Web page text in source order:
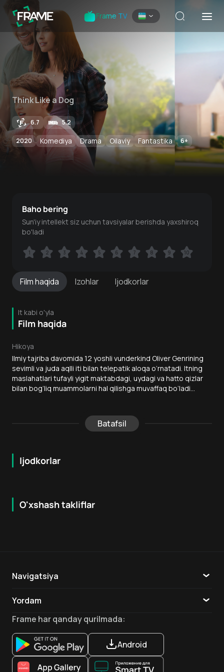
Frame TV
Think Like a Dog
6.7 5.2
2020 Komediya Drama Oilaviy Fantastika 6+
Filmhaqida Izohlar Ijodkorlar
It kabi o'yla
Film haqida
Hikoya
Ilmiy tajriba davomida 12 yoshli vunderkind Oliver Genrining
sevimli va juda aqlli iti bilan telepatik aloqa o‘rnatadi. Itning
maslahatlari tufayli yigit maktabdagi, uydagi va hatto qizlar
bilan bog‘liq muammolarni hal qilishga muvaffaq bo‘ladi...
Batafsil
Ijodkorlar
Baho bering
Sun'iy intellekt siz uchun tavsiyalar berishda yaxshiroq
bo'ladi
1 2 3 4 5 6 7 8 9 10
1 2 3 4 5 6 7 8 9 10
O'xshash takliflar
18 + 6.8
Navigatsiya
Yordam
Aloqa
Ilovalar
Frame har qanday qurilmada:
Android